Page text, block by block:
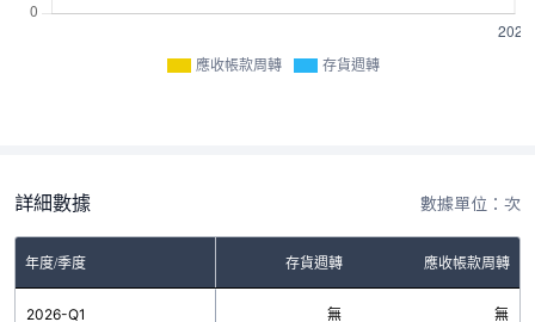
應收帳款周轉 存貨週轉
詳細數據 數據單位：次
年度/季度 存貨週轉 應收帳款周轉
2026-Q1 無 無